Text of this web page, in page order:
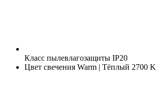
Класс пылевлагозащиты IP20
Цвет свечения Warm | Тёплый 2700 K